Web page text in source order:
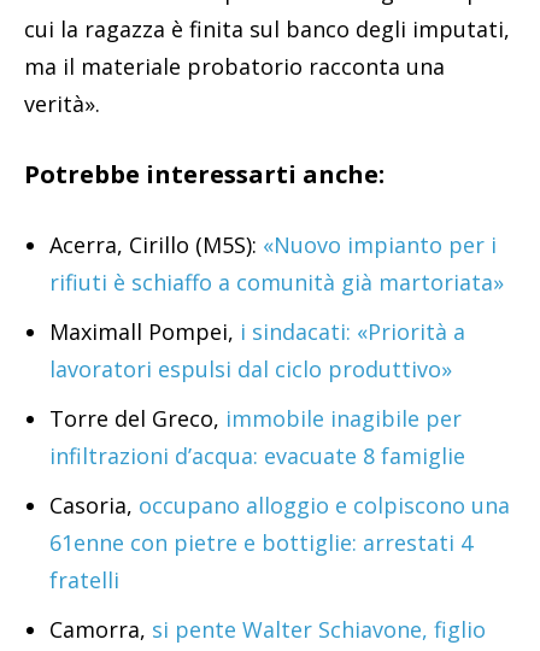
cui la ragazza è finita sul banco degli imputati,
ma il materiale probatorio racconta una
verità».
Potrebbe interessarti anche:
Acerra, Cirillo (M5S): «Nuovo impianto per i
rifiuti è schiaffo a comunità già martoriata»
Maximall Pompei, i sindacati: «Priorità a
lavoratori espulsi dal ciclo produttivo»
Torre del Greco, immobile inagibile per
infiltrazioni d’acqua: evacuate 8 famiglie
Casoria, occupano alloggio e colpiscono una
61enne con pietre e bottiglie: arrestati 4
fratelli
Camorra, si pente Walter Schiavone, figlio